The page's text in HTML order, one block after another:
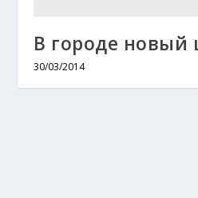
В городе
30/03/2014